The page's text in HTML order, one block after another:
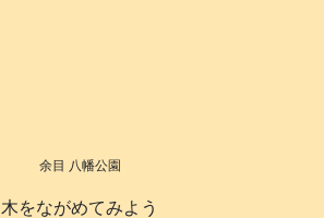
余目 八幡公園
木をながめてみよう